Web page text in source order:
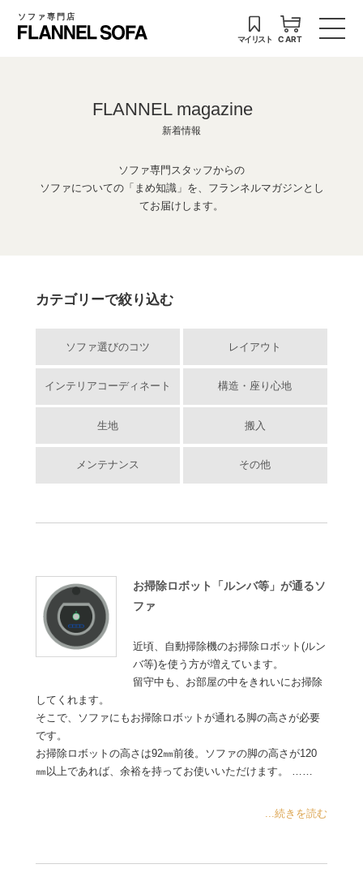
ソファ専門店
マイリスト CART
FLANNEL magazine
新着情報
ソファ専門スタッフからの
ソファについての「まめ知識」を、フランネルマガジンとし
てお届けします。
カテゴリーで絞り込む
ソファ選びのコツ レイアウト
インテリアコーディネート 構造・座り心地
生地 搬入
メンテナンス その他
お掃除ロボット「ルンバ等」が通るソ
ファ
近頃、自動掃除機のお掃除ロボット(ルン
バ等)を使う方が増えています。
留守中も、お部屋の中をきれいにお掃除
してくれます。
そこで、ソファにもお掃除ロボットが通れる脚の高さが必要
です。
お掃除ロボットの高さは92㎜前後。ソファの脚の高さが120
㎜以上であれば、余裕を持ってお使いいただけます。 ……
...続きを読む